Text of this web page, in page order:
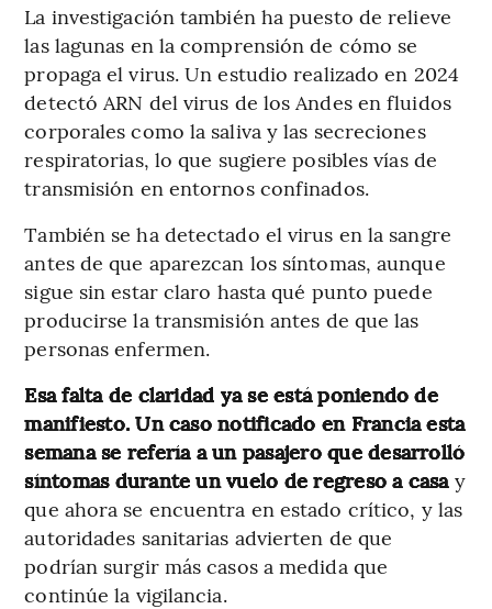
La investigación también ha puesto de relieve
las lagunas en la comprensión de cómo se
propaga el virus. Un estudio realizado en 2024
detectó ARN del virus de los Andes en fluidos
corporales como la saliva y las secreciones
respiratorias, lo que sugiere posibles vías de
transmisión en entornos confinados.
También se ha detectado el virus en la sangre
antes de que aparezcan los síntomas, aunque
sigue sin estar claro hasta qué punto puede
producirse la transmisión antes de que las
personas enfermen.
Esa falta de claridad ya se está poniendo de
manifiesto. Un caso notificado en Francia esta
semana se refería a un pasajero que desarrolló
síntomas durante un vuelo de regreso a casay
que ahora se encuentra en estado crítico, y las
autoridades sanitarias advierten de que
podrían surgir más casos a medida que
continúe la vigilancia.